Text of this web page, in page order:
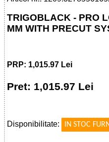
TRIGOBLACK - PRO
MM WITH PRECUT
PRP: 1,015.97 Lei
Pret: 1,015.97 Lei
Disponibilitate:
IN STOC